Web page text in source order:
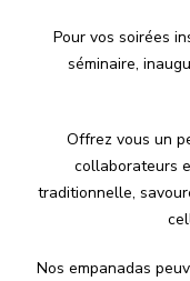
Pour vos soirées
séminaire,
Offrez vous un
collaborateurs
traditionnelle,
Nos empanadas